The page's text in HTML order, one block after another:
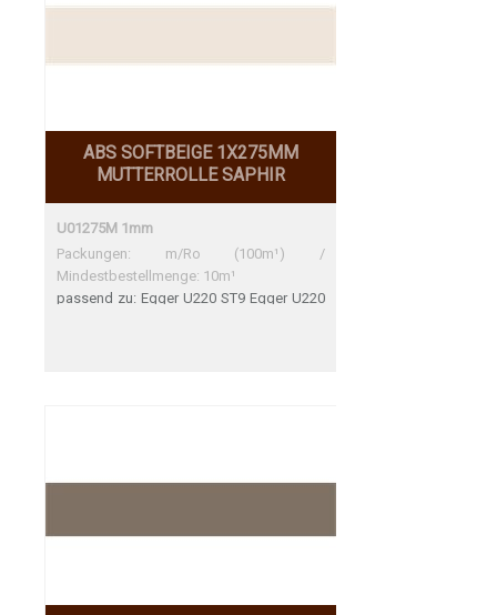
ABS SOFTBEIGE 1X275MM
MUTTERROLLE SAPHIR
U01275M 1mm
Packungen: m/Ro (100m¹) /
Mindestbestellmenge: 10m¹
passend zu: Egger U220 ST9 Egger U220